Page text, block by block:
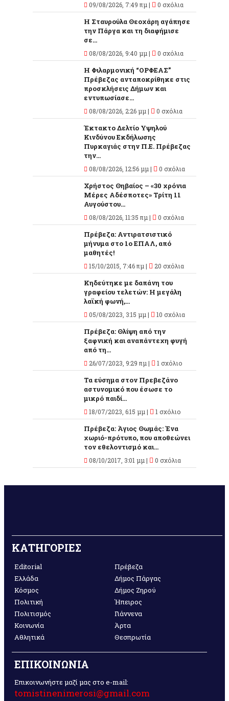
09/08/2026, 7:49 πμ | 0 σχόλια
Η Σταυρούλα Θεοχάρη αγάπησε
την Πάργα και τη διαφήμισε
σε...
08/08/2026, 9:40 μμ | 0 σχόλια
Η Φιλαρμονική “ΟΡΦΕΑΣ”
Πρέβεζας ανταποκρίθηκε στις
προσκλήσεις Δήμων και
εντυπωσίασε...
08/08/2026, 2:26 μμ | 0 σχόλια
Έκτακτο Δελτίο Υψηλού
Κινδύνου Εκδήλωσης
Πυρκαγιάς στην Π.Ε. Πρέβεζας
την...
08/08/2026, 12:56 μμ | 0 σχόλια
Χρήστος Θηβαίος – «30 χρόνια
Μέρες Αδέσποτες» Τρίτη 11
Αυγούστου...
08/08/2026, 11:35 πμ | 0 σχόλια
Πρέβεζα: Αντιρατσιστικό
μήνυμα στο 1ο ΕΠΑΛ, από
μαθητές!
15/10/2015, 7:46 πμ | 20 σχόλια
Κηδεύτηκε με δαπάνη του
γραφείου τελετών: Η μεγάλη
λαϊκή φωνή,...
05/08/2023, 3:15 μμ | 10 σχόλια
Πρέβεζα: Θλίψη από την
ξαφνική και αναπάντεχη φυγή
από τη...
26/07/2023, 9:29 πμ | 1 σχόλιο
Τα εύσημα στον Πρεβεζάνο
αστυνομικό που έσωσε το
μικρό παιδί...
18/07/2023, 6:15 μμ | 1 σχόλιο
Πρέβεζα: Άγιος Θωμάς: Ένα
χωριό-πρότυπο, που αποθεώνει
τον εθελοντισμό και...
08/10/2017, 3:01 μμ | 0 σχόλια
ΚΑΤΗΓΟΡΙΕΣ
Editorial
Ελλάδα
Κόσμος
Πολιτική
Πολιτισμός
Κοινωνία
Αθλητικά
Πρέβεζα
Δήμος Πάργας
Δήμος Ζηρού
Ήπειρος
Γιάννενα
Άρτα
Θεσπρωτία
ΕΠΙΚΟΙΝΩΝΙΑ
Επικοινωνήστε μαζί μας στο e-mail:
tomistinenimerosi@gmail.com